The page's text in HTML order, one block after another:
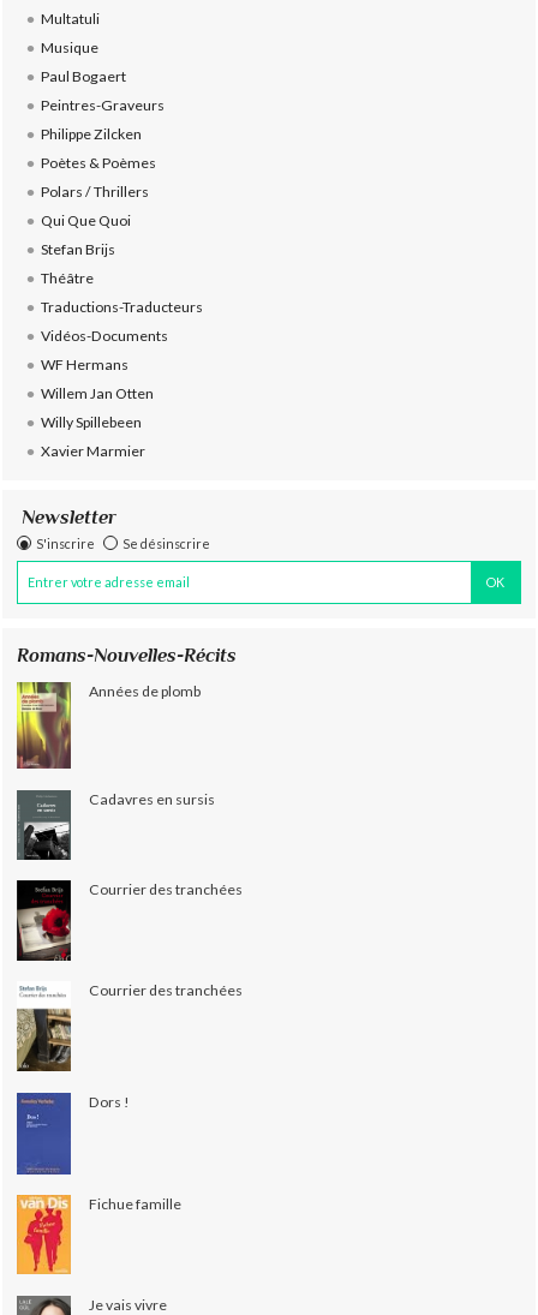
Multatuli
Musique
Paul Bogaert
Peintres-Graveurs
Philippe Zilcken
Poètes & Poèmes
Polars / Thrillers
Qui Que Quoi
Stefan Brijs
Théâtre
Traductions-Traducteurs
Vidéos-Documents
WF Hermans
Willem Jan Otten
Willy Spillebeen
Xavier Marmier
Newsletter
S'inscrire Se désinscrire
Romans-Nouvelles-Récits
Années de plomb
Cadavres en sursis
Courrier des tranchées
Courrier des tranchées
Dors !
Fichue famille
Je vais vivre